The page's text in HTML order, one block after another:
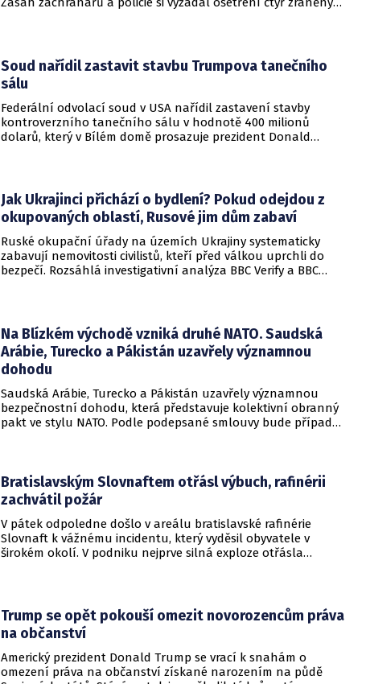
Soud nařídil zastavit stavbu Trumpova tanečního
sálu
Federální odvolací soud v USA nařídil zastavení stavby
kontroverzního tanečního sálu v hodnotě 400 milionů
dolarů, který v Bílém domě prosazuje prezident Donald
Jak Ukrajinci přichází o bydlení? Pokud odejdou z
okupovaných oblastí, Rusové jim dům zabaví
Ruské okupační úřady na územích Ukrajiny systematicky
zabavují nemovitosti civilistů, kteří před válkou uprchli do
bezpečí. Rozsáhlá investigativní analýza BBC Verify a BBC
Na Blízkém východě vzniká druhé NATO. Saudská
Arábie, Turecko a Pákistán uzavřely významnou
dohodu
Saudská Arábie, Turecko a Pákistán uzavřely významnou
bezpečnostní dohodu, která představuje kolektivní obranný
pakt ve stylu NATO. Podle podepsané smlouvy bude případný
Bratislavským Slovnaftem otřásl výbuch, rafinérii
zachvátil požár
V pátek odpoledne došlo v areálu bratislavské rafinérie
Slovnaft k vážnému incidentu, který vyděsil obyvatele v
širokém okolí. V podniku nejprve silná exploze otřásla
Trump se opět pokouší omezit novorozencům práva
na občanství
Americký prezident Donald Trump se vrací k snahám o
omezení práva na občanství získané narozením na půdě